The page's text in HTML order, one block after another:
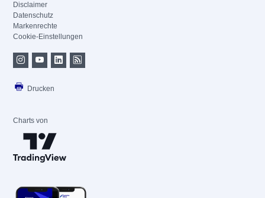
Disclaimer
Datenschutz
Markenrechte
Cookie-Einstellungen
Drucken
Charts von